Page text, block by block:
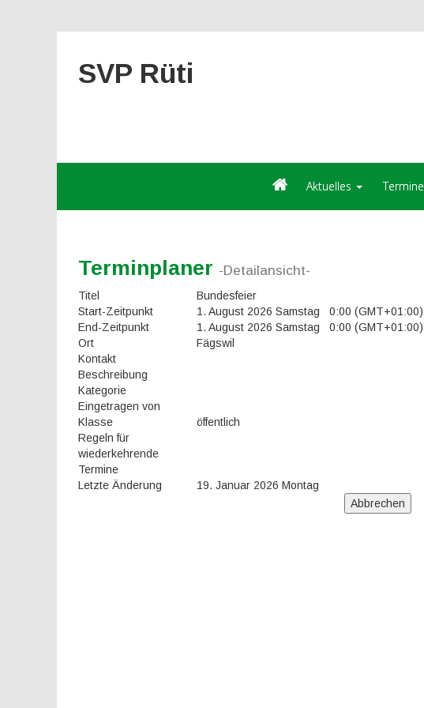
SVP Rüti
Aktuelles Termine
Terminplaner -Detailansicht-
Titel
Bundesfeier
Start-Zeitpunkt
1. August 2026 Samstag 0:00 (GMT+01:00)
End-Zeitpunkt
1. August 2026 Samstag 0:00 (GMT+01:00)
Ort
Fägswil
Kontakt
Beschreibung
Kategorie
Eingetragen von
Klasse
öffentlich
Regeln für
wiederkehrende
Termine
Letzte Änderung
19. Januar 2026 Montag